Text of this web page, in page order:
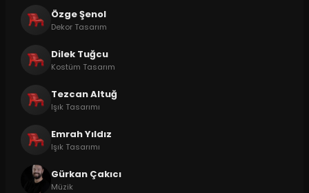
Özge Şenol
Dekor Tasarım
Dilek Tuğcu
Kostüm Tasarım
Tezcan Altuğ
Işık Tasarımı
Emrah Yıldız
Işık Tasarımı
Gürkan Çakıcı
Müzik